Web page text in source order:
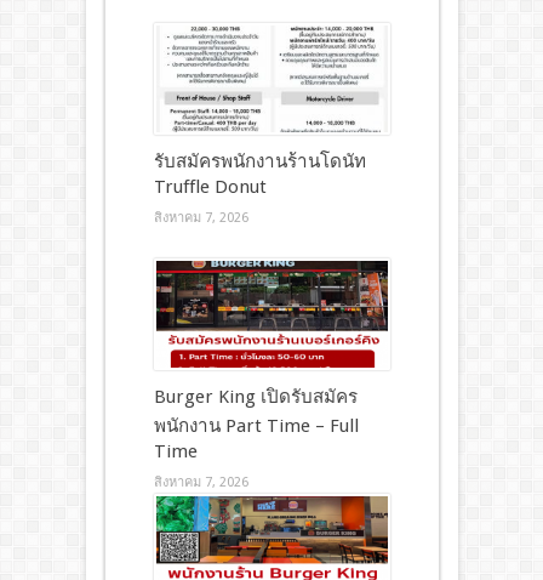
รับสมัครพนักงานร้านโดนัท
Truffle Donut
สิงหาคม 7, 2026
Burger King เปิดรับสมัคร
พนักงาน Part Time – Full
Time
สิงหาคม 7, 2026